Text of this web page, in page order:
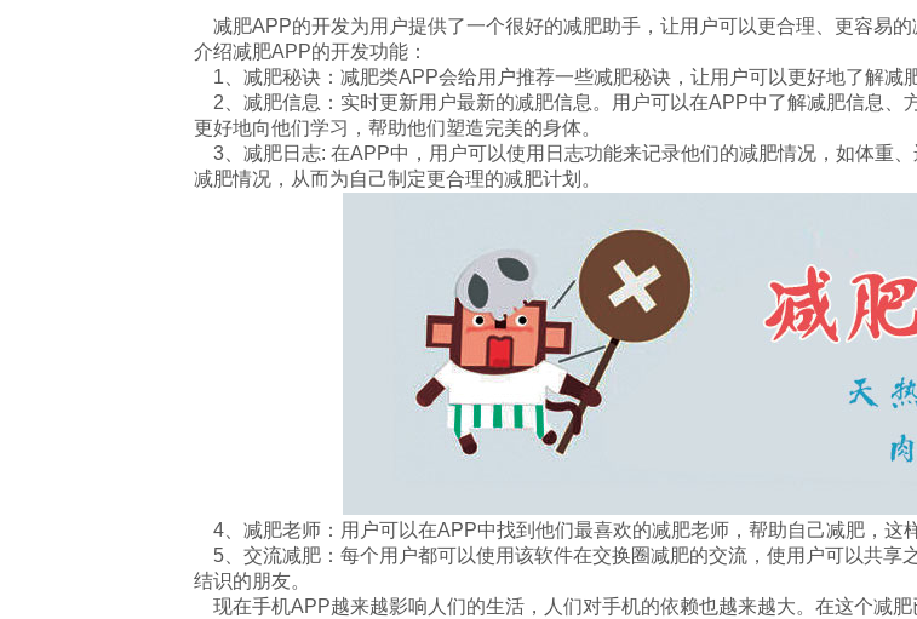
减肥APP的开发为用户提供了一个很好的减肥助手，让用户可以更合理、更容易的
介绍减肥APP的开发功能：
1、减肥秘诀：减肥类APP会给用户推荐一些减肥秘诀，让用户可以更好地了解减
2、减肥信息：实时更新用户最新的减肥信息。用户可以在APP中了解减肥信息、
更好地向他们学习，帮助他们塑造完美的身体。
3、减肥日志: 在APP中，用户可以使用日志功能来记录他们的减肥情况，如体重
减肥情况，从而为自己制定更合理的减肥计划。
4、减肥老师：用户可以在APP中找到他们最喜欢的减肥老师，帮助自己减肥，这
5、交流减肥：每个用户都可以使用该软件在交换圈减肥的交流，使用户可以共享
结识的朋友。
现在手机APP越来越影响人们的生活，人们对手机的依赖也越来越大。在这个减